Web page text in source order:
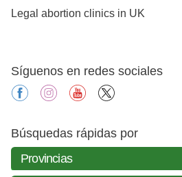
Legal abortion clinics in UK
Síguenos en redes sociales
facebookinstagramyoutube
Búsquedas rápidas por